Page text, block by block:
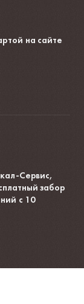
на сайте
Сервис,
забор
с 10